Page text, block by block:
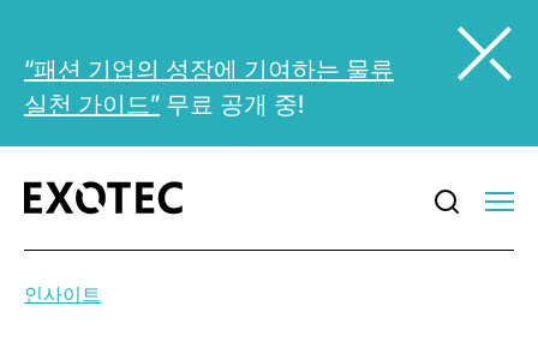
“패션 기업의 성장에 기여하는 물류
실천 가이드” 무료 공개 중!
인사이트